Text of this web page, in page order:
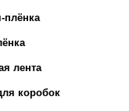
плёнка
лента
коробок